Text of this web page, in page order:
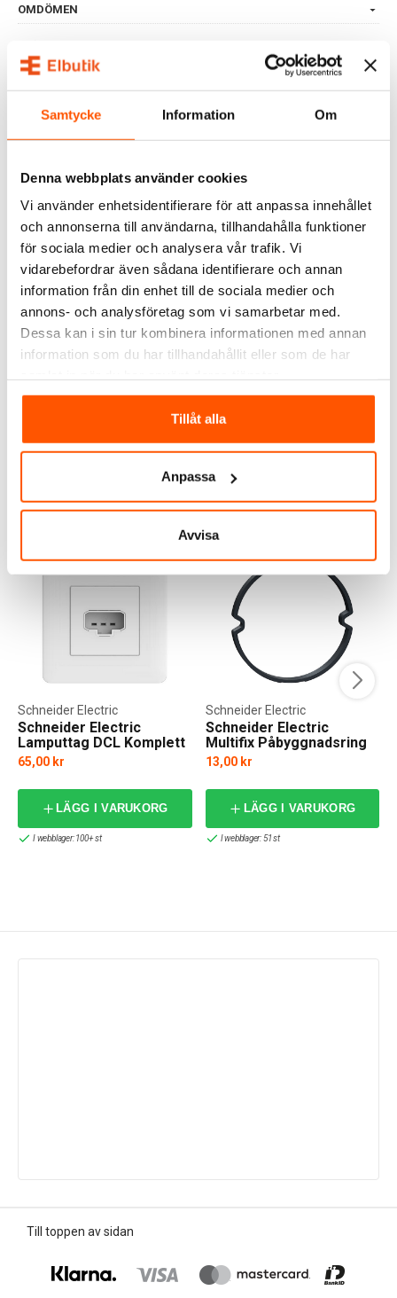
Samtycke Information Om
Denna webbplats använder cookies
Vi använder enhetsidentifierare för att anpassa innehållet
och annonserna till användarna, tillhandahålla funktioner
för sociala medier och analysera vår trafik. Vi
vidarebefordrar även sådana identifierare och annan
information från din enhet till de sociala medier och
annons- och analysföretag som vi samarbetar med.
Dessa kan i sin tur kombinera informationen med annan
information som du har tillhandahållit eller som de har
Tillåt alla
Anpassa
Avvisa
OMDÖMEN
Elko One Vägguttag 2-
vägs
ELKO
från115,00 kr
2 av 2 varianter i webblager
ANDRA KUNDER KÖPTE ÄVEN
Schneider Electric
Lamputtag DCL Komplett
Schneider Electric
65,00 kr
LÄGG I VARUKORG
I webblager: 100+ st
Schneider Electric
Multifix Påbyggnadsring
Enkeldosa 6mm
Schneider Electric
13,00 kr
LÄGG I VARUKORG
I webblager: 51 st
Till toppen av sidan